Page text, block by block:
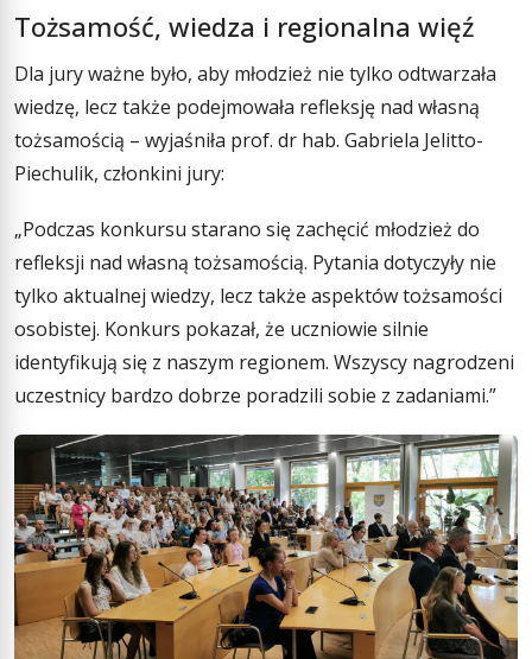
Tożsamość, wiedza i regionalna więź
Dla jury ważne było, aby młodzież nie tylko odtwarzała
wiedzę, lecz także podejmowała refleksję nad własną
tożsamością – wyjaśniła prof. dr hab. Gabriela Jelitto-
Piechulik, członkini jury:
„Podczas konkursu starano się zachęcić młodzież do
refleksji nad własną tożsamością. Pytania dotyczyły nie
tylko aktualnej wiedzy, lecz także aspektów tożsamości
osobistej. Konkurs pokazał, że uczniowie silnie
identyfikują się z naszym regionem. Wszyscy nagrodzeni
uczestnicy bardzo dobrze poradzili sobie z zadaniami.”